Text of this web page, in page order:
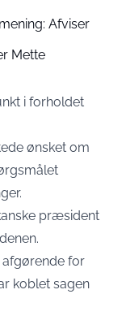
Afviser
Mette
i forholdet
ønsket om
præsident
for
koblet sagen